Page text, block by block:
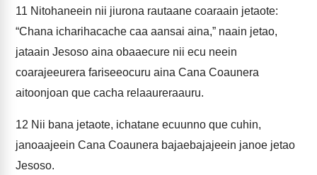
11 Nitohaneein nii jiurona rautaane coaraain jetaote:
“Chana icharihacache caa aansai aina,” naain jetao,
jataain Jesoso aina obaaecure nii ecu neein
coarajeeurera fariseeocuru aina Cana Coaunera
aitoonjoan que cacha relaaureraauru.
12 Nii bana jetaote, ichatane ecuunno que cuhin,
janoaajeein Cana Coaunera bajaebajajeein janoe jetao
Jesoso.